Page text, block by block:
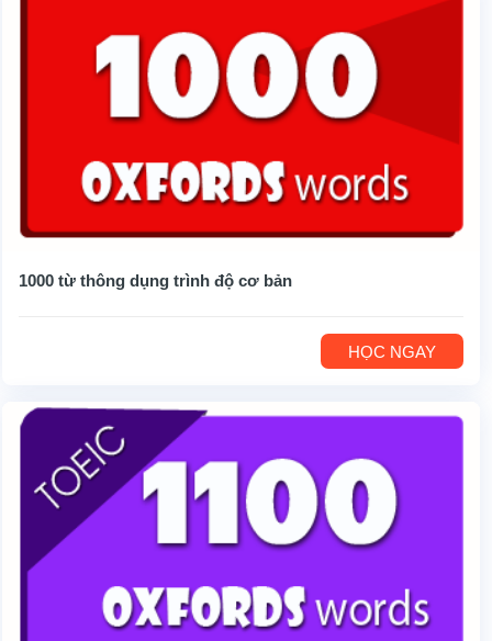
1000 từ thông dụng trình độ cơ bản
HỌC NGAY